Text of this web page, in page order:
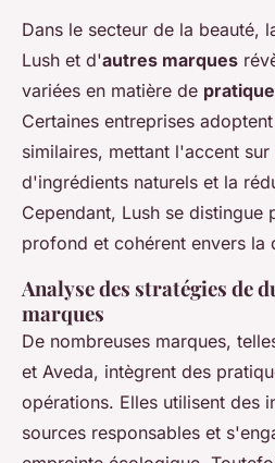
Dans le secteur de la beauté,
Lush et d'autres marques
variées en matière de
Certaines entreprises
similaires, mettant l'accent
d'ingrédients naturels et la
Cependant, Lush se distingue
profond et cohérent envers la
Analyse des stratégies de
marques
De nombreuses marques,
et Aveda, intègrent des
opérations. Elles utilisent des
sources responsables et